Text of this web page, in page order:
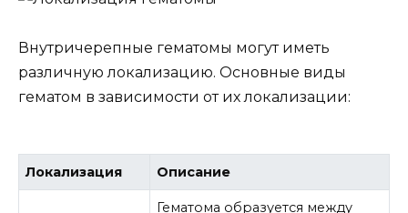
Внутричерепные гематомы могут иметь
различную локализацию. Основные виды
гематом в зависимости от их локализации:
Локализация Описание
Гематома образуется между